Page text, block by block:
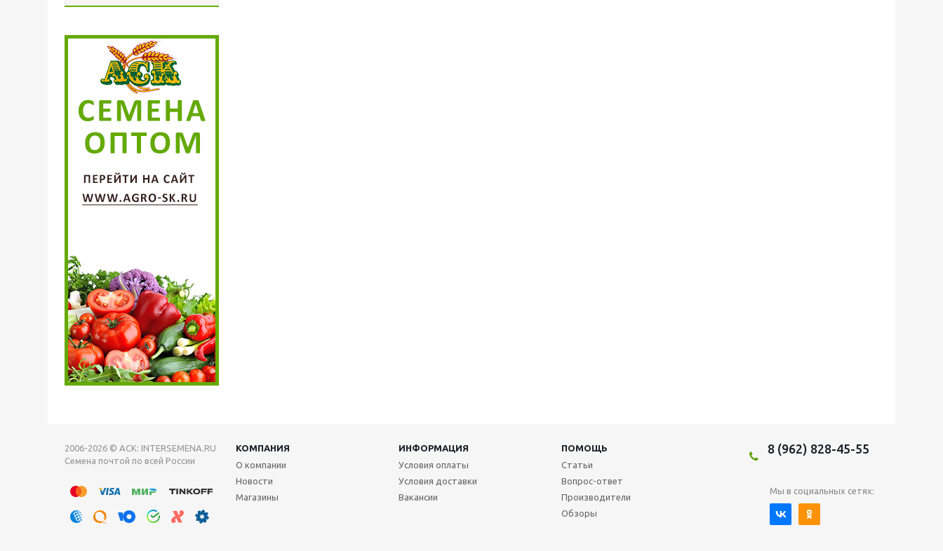
2006-2026 © АСК: INTERSEMENA.RU
Семена почтой по всей России
КОМПАНИЯ ИНФОРМАЦИЯ
ПОМОЩЬ
О компании
Новости
Магазины
Условия оплаты
Условия доставки
Вакансии
Статьи
Вопрос-ответ
Производители
Обзоры
8 (962) 828-45-55
Мы в социальных сетях: